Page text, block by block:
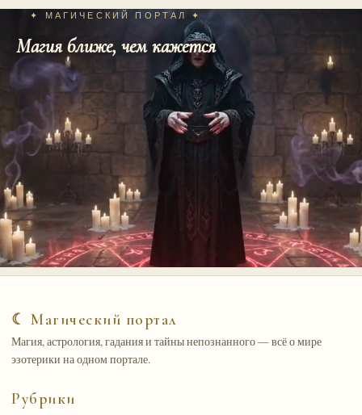
✦ МАГИЧЕСКИЙ ПОРТАЛ ✦
Магия ближе, чем кажется
☾ Магический портал
Магия, астрология, гадания и тайны непознанного — всё о мире
эзотерики на одном портале.
Рубрики